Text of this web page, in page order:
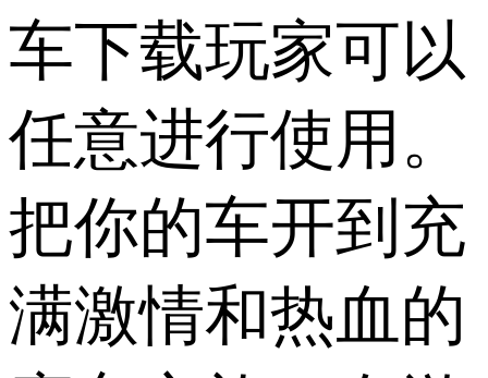
车下载玩家可以
任意进行使用。
把你的车开到充
满激情和热血的